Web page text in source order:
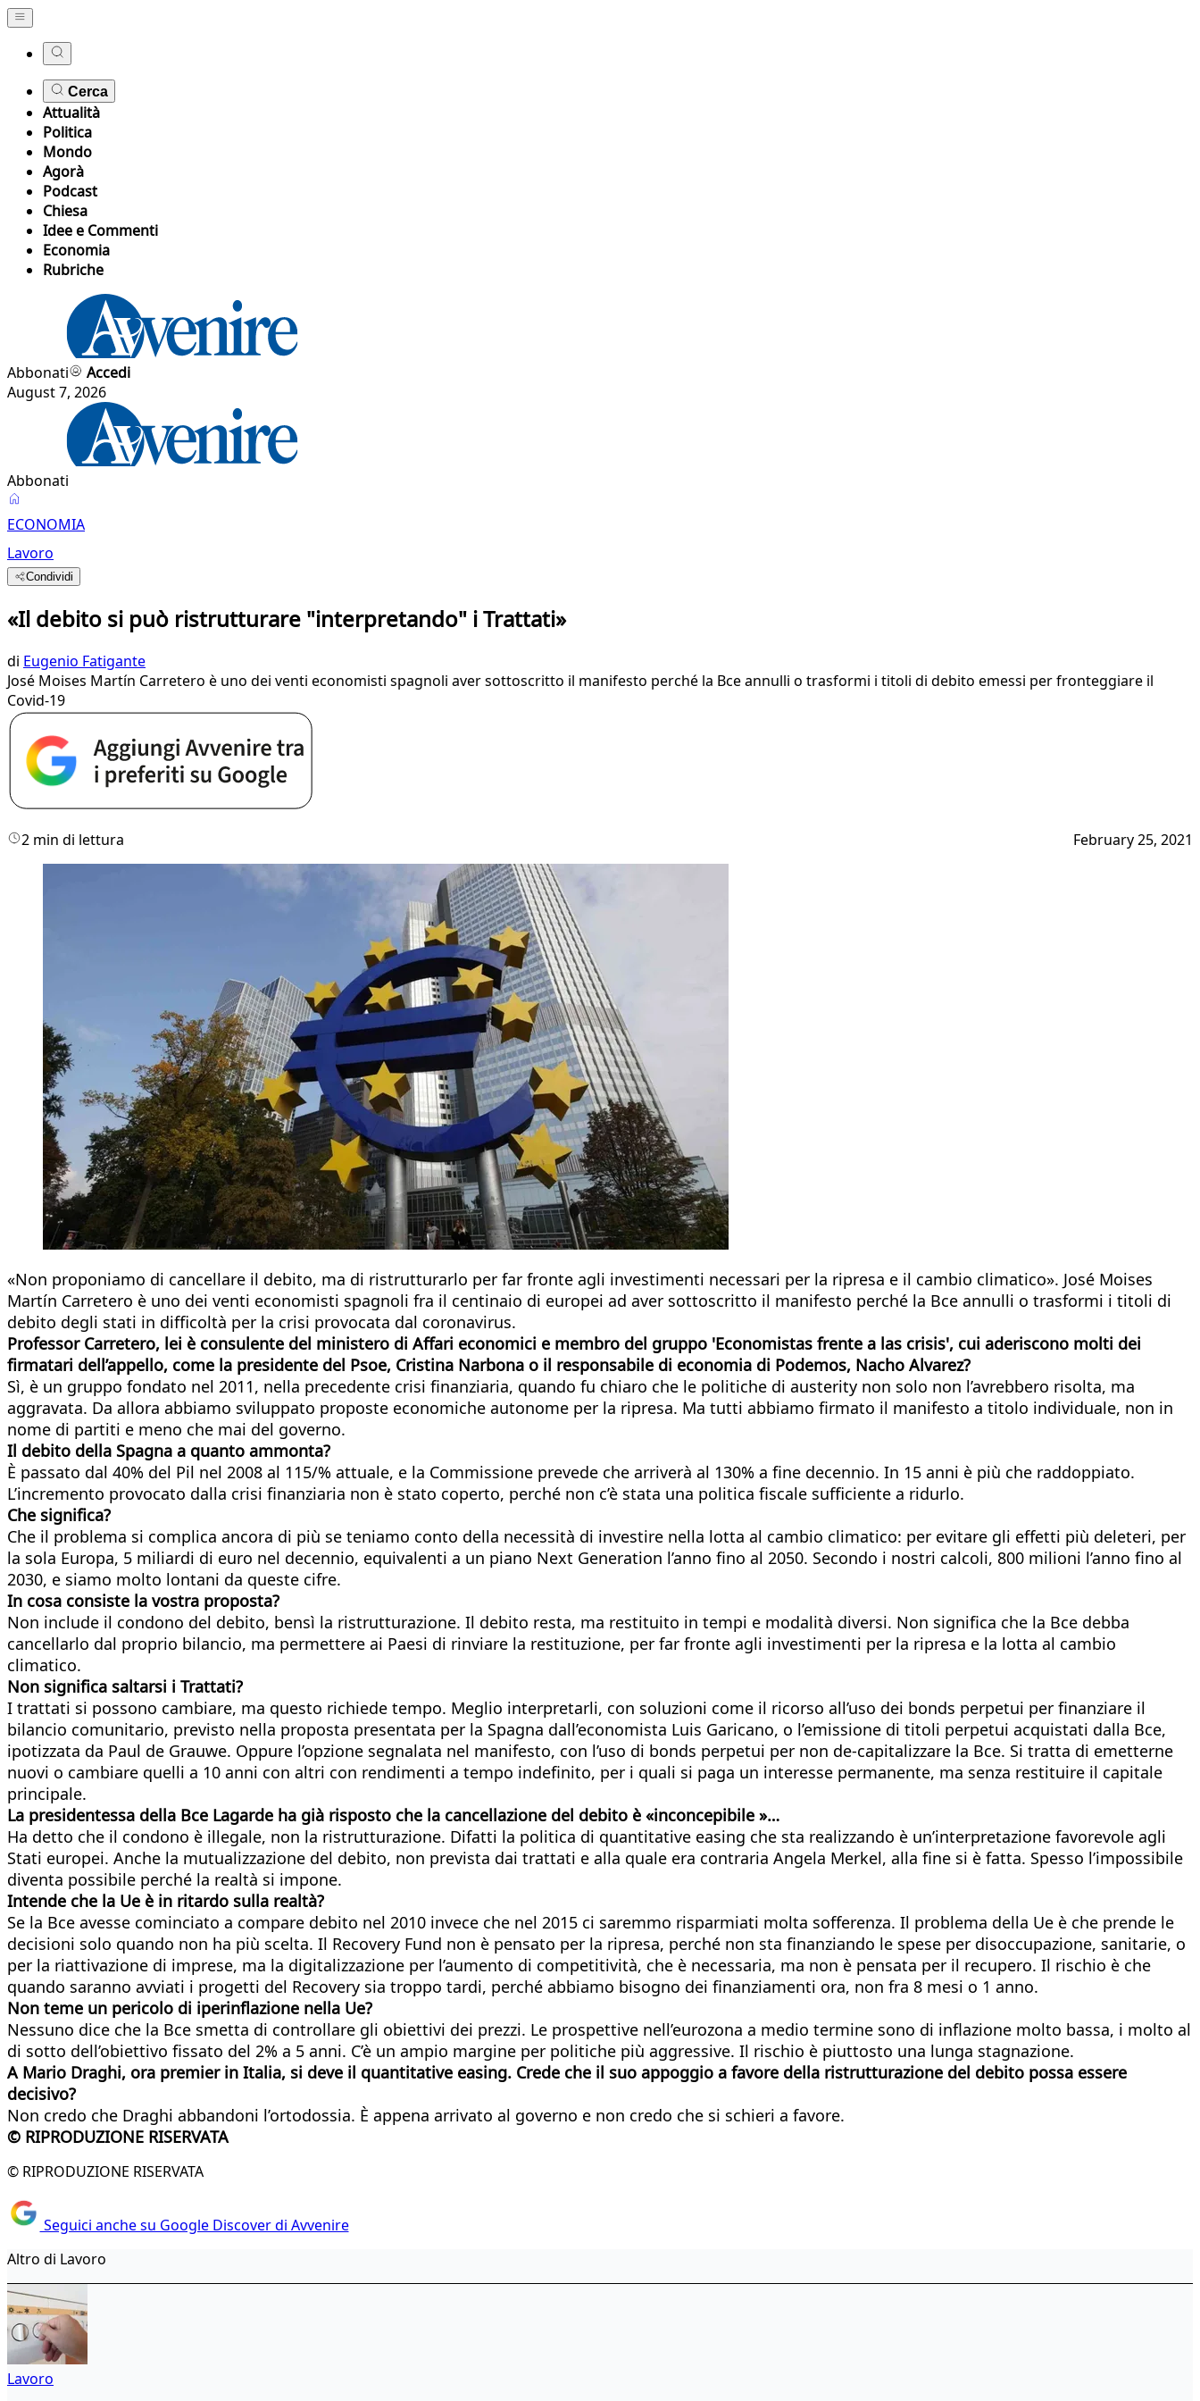
Cerca
Attualità
Politica
Mondo
Agorà
Podcast
Chiesa
Idee e Commenti
Economia
Rubriche
Abbonati
Accedi
August 7, 2026
Abbonati
ECONOMIA
Lavoro
Condividi
«Il debito si può ristrutturare "interpretando" i Trattati»
di Eugenio Fatigante
José Moises Martín Carretero è uno dei venti economisti spagnoli aver sottoscritto il manifesto perché la Bce annulli o trasformi i titoli di debito emessi per fronteggiare il
Covid-19
2 min di lettura February 25, 2021
«Non proponiamo di cancellare il debito, ma di ristrutturarlo per far fronte agli investimenti necessari per la ripresa e il cambio climatico». José Moises
Martín Carretero è uno dei venti economisti spagnoli fra il centinaio di europei ad aver sottoscritto il manifesto perché la Bce annulli o trasformi i titoli di
debito degli stati in difficoltà per la crisi provocata dal coronavirus.
Professor Carretero, lei è consulente del ministero di Affari economici e membro del gruppo 'Economistas frente a las crisis', cui aderiscono molti dei
firmatari dell’appello, come la presidente del Psoe, Cristina Narbona o il responsabile di economia di Podemos, Nacho Alvarez?
Sì, è un gruppo fondato nel 2011, nella precedente crisi finanziaria, quando fu chiaro che le politiche di austerity non solo non l’avrebbero risolta, ma
aggravata. Da allora abbiamo sviluppato proposte economiche autonome per la ripresa. Ma tutti abbiamo firmato il manifesto a titolo individuale, non in
nome di partiti e meno che mai del governo.
Il debito della Spagna a quanto ammonta?
È passato dal 40% del Pil nel 2008 al 115/% attuale, e la Commissione prevede che arriverà al 130% a fine decennio. In 15 anni è più che raddoppiato.
L’incremento provocato dalla crisi finanziaria non è stato coperto, perché non c’è stata una politica fiscale sufficiente a ridurlo.
Che significa?
Che il problema si complica ancora di più se teniamo conto della necessità di investire nella lotta al cambio climatico: per evitare gli effetti più deleteri, per
la sola Europa, 5 miliardi di euro nel decennio, equivalenti a un piano Next Generation l’anno fino al 2050. Secondo i nostri calcoli, 800 milioni l’anno fino al
2030, e siamo molto lontani da queste cifre.
In cosa consiste la vostra proposta?
Non include il condono del debito, bensì la ristrutturazione. Il debito resta, ma restituito in tempi e modalità diversi. Non significa che la Bce debba
cancellarlo dal proprio bilancio, ma permettere ai Paesi di rinviare la restituzione, per far fronte agli investimenti per la ripresa e la lotta al cambio
climatico.
Non significa saltarsi i Trattati?
I trattati si possono cambiare, ma questo richiede tempo. Meglio interpretarli, con soluzioni come il ricorso all’uso dei bonds perpetui per finanziare il
bilancio comunitario, previsto nella proposta presentata per la Spagna dall’economista Luis Garicano, o l’emissione di titoli perpetui acquistati dalla Bce,
ipotizzata da Paul de Grauwe. Oppure l’opzione segnalata nel manifesto, con l’uso di bonds perpetui per non de-capitalizzare la Bce. Si tratta di emetterne
nuovi o cambiare quelli a 10 anni con altri con rendimenti a tempo indefinito, per i quali si paga un interesse permanente, ma senza restituire il capitale
principale.
La presidentessa della Bce Lagarde ha già risposto che la cancellazione del debito è «inconcepibile »…
Ha detto che il condono è illegale, non la ristrutturazione. Difatti la politica di quantitative easing che sta realizzando è un’interpretazione favorevole agli
Stati europei. Anche la mutualizzazione del debito, non prevista dai trattati e alla quale era contraria Angela Merkel, alla fine si è fatta. Spesso l’impossibile
diventa possibile perché la realtà si impone.
Intende che la Ue è in ritardo sulla realtà?
Se la Bce avesse cominciato a compare debito nel 2010 invece che nel 2015 ci saremmo risparmiati molta sofferenza. Il problema della Ue è che prende le
decisioni solo quando non ha più scelta. Il Recovery Fund non è pensato per la ripresa, perché non sta finanziando le spese per disoccupazione, sanitarie, o
per la riattivazione di imprese, ma la digitalizzazione per l’aumento di competitività, che è necessaria, ma non è pensata per il recupero. Il rischio è che
quando saranno avviati i progetti del Recovery sia troppo tardi, perché abbiamo bisogno dei finanziamenti ora, non fra 8 mesi o 1 anno.
Non teme un pericolo di iperinflazione nella Ue?
Nessuno dice che la Bce smetta di controllare gli obiettivi dei prezzi. Le prospettive nell’eurozona a medio termine sono di inflazione molto bassa, i molto al
di sotto dell’obiettivo fissato del 2% a 5 anni. C’è un ampio margine per politiche più aggressive. Il rischio è piuttosto una lunga stagnazione.
A Mario Draghi, ora premier in Italia, si deve il quantitative easing. Crede che il suo appoggio a favore della ristrutturazione del debito possa essere
decisivo?
Non credo che Draghi abbandoni l’ortodossia. È appena arrivato al governo e non credo che si schieri a favore.
© RIPRODUZIONE RISERVATA
© RIPRODUZIONE RISERVATA
Seguici anche su Google Discover di Avvenire
Altro di Lavoro
Lavoro